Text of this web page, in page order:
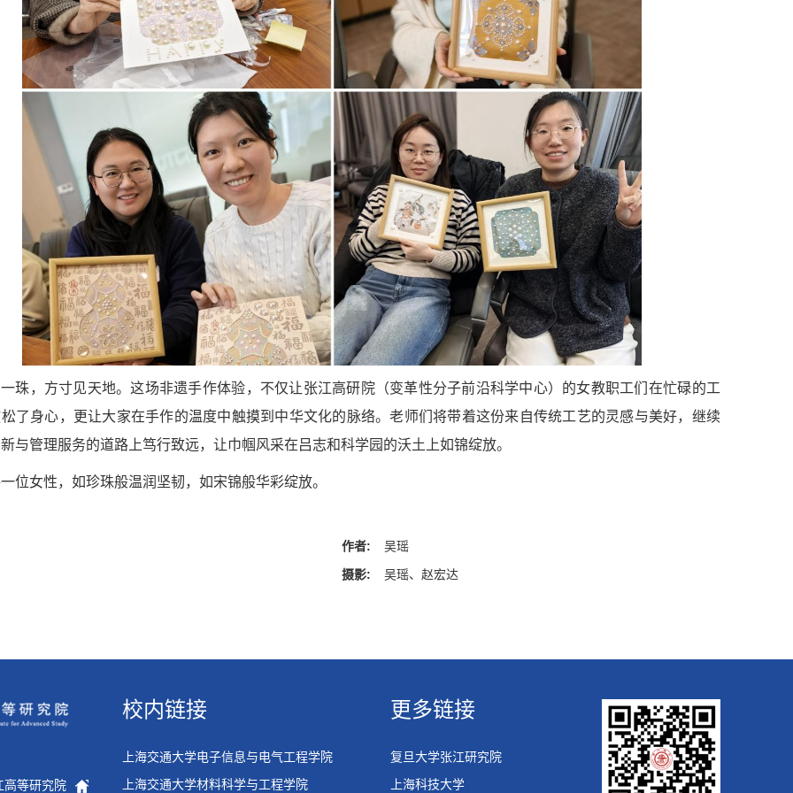
珠，方寸见天地。这场非遗手作体验，不仅让张江高研院（变革性分子前沿科学中心）的女教职工们在忙碌的工
了身心，更让大家在手作的温度中触摸到中华文化的脉络。老师们将带着这份来自传统工艺的灵感与美好，继续
与管理服务的道路上笃行致远，让巾帼风采在吕志和科学园的沃土上如锦绽放。
位女性，如珍珠般温润坚韧，如宋锦般华彩绽放。
作者:
吴瑶
摄影:
吴瑶、赵宏达
高等研究院
校内链接
上海交通大学电子信息与电气工程学院
上海交通大学材料科学与工程学院
更多链接
复旦大学张江研究院
上海科技大学